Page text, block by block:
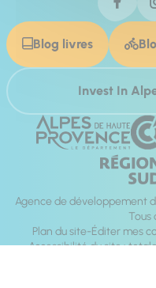
Blog livres
Invest In
Agence de développement
Tous
Plan du site Éditer mes
Accessibilité du site :